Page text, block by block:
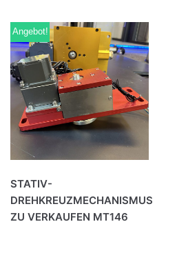
Angebot!
STATIV-
DREHKREUZMECHANISMUS
ZU VERKAUFEN MT146